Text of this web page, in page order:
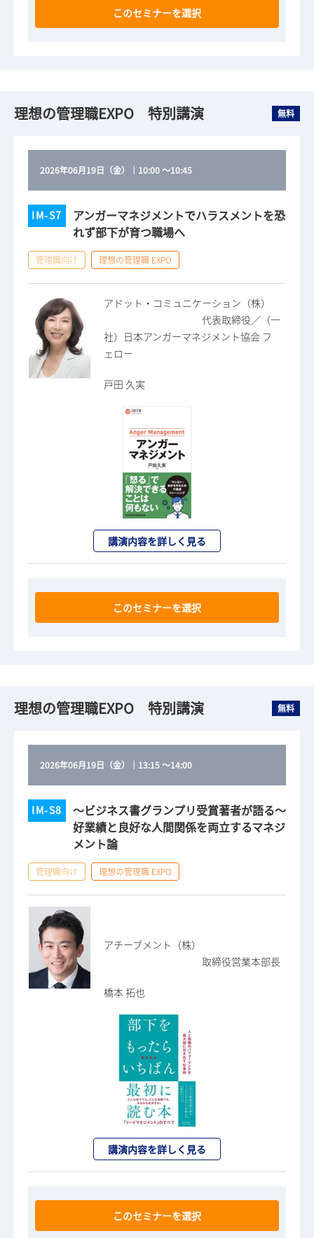
このセミナーを選択
理想の管理職EXPO 特別講演 無料
2026年06月19日（金） ｜ 10:00～10:45
IM-S7
アンガーマネジメントでハラスメントを恐
れず部下が育つ職場へ
管理職向け 理想の管理職 EXPO
アドット・コミュニケーション（株）
代表取締役／（一
社）日本アンガーマネジメント協会 フ
ェロー
戸田 久実
講演内容を詳しく見る
このセミナーを選択
理想の管理職EXPO 特別講演 無料
2026年06月19日（金） ｜ 13:15～14:00
IM-S8
～ビジネス書グランプリ受賞著者が語る～
好業績と良好な人間関係を両立するマネジ
メント論
管理職向け 理想の管理職 EXPO
アチーブメント（株）
取締役営業本部長
橋本 拓也
講演内容を詳しく見る
このセミナーを選択